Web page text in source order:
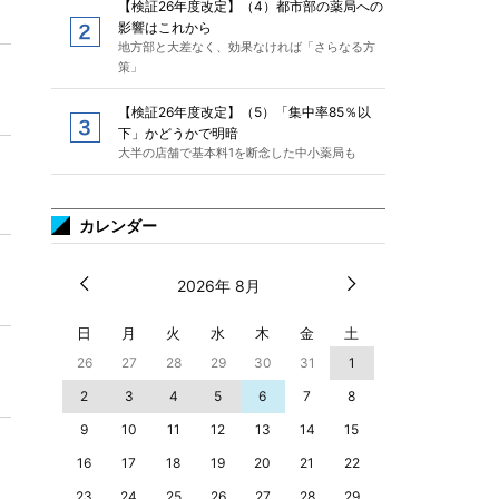
【検証26年度改定】（4）都市部の薬局への
影響はこれから
地方部と大差なく、効果なければ「さらなる方
策」
【検証26年度改定】（5）「集中率85％以
下」かどうかで明暗
大半の店舗で基本料1を断念した中小薬局も
カレンダー
2026年 8月
日 月 火 水 木 金 土
26 27 28 29 30 31
1
2
3 4 5 6 7
8
9
10 11 12 13 14
15
16
17 18 19 20 21
22